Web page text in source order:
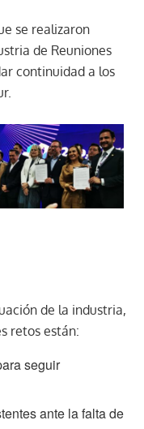
se realizaron
de Reuniones
continuidad a los
de la industria,
retos están:
seguir
ante la falta de